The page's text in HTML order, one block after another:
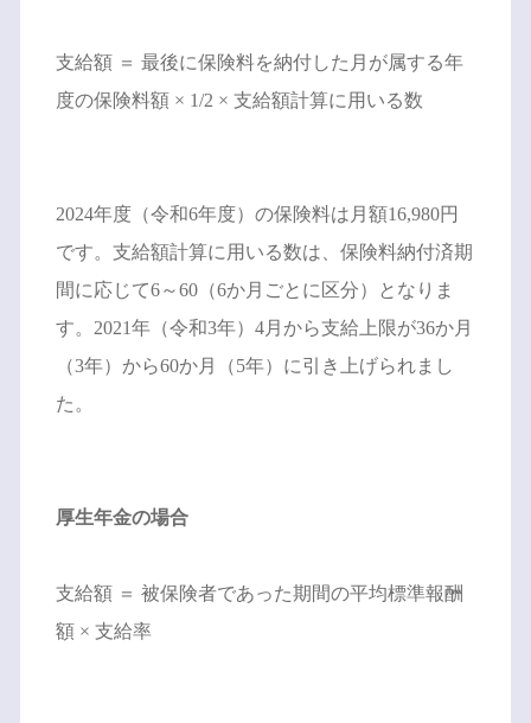
支給額 ＝ 最後に保険料を納付した月が属する年
度の保険料額 × 1/2 × 支給額計算に用いる数
2024年度（令和6年度）の保険料は月額16,980円
です。支給額計算に用いる数は、保険料納付済期
間に応じて6～60（6か月ごとに区分）となりま
す。2021年（令和3年）4月から支給上限が36か月
（3年）から60か月（5年）に引き上げられまし
た。
厚生年金の場合
支給額 ＝ 被保険者であった期間の平均標準報酬
額 × 支給率